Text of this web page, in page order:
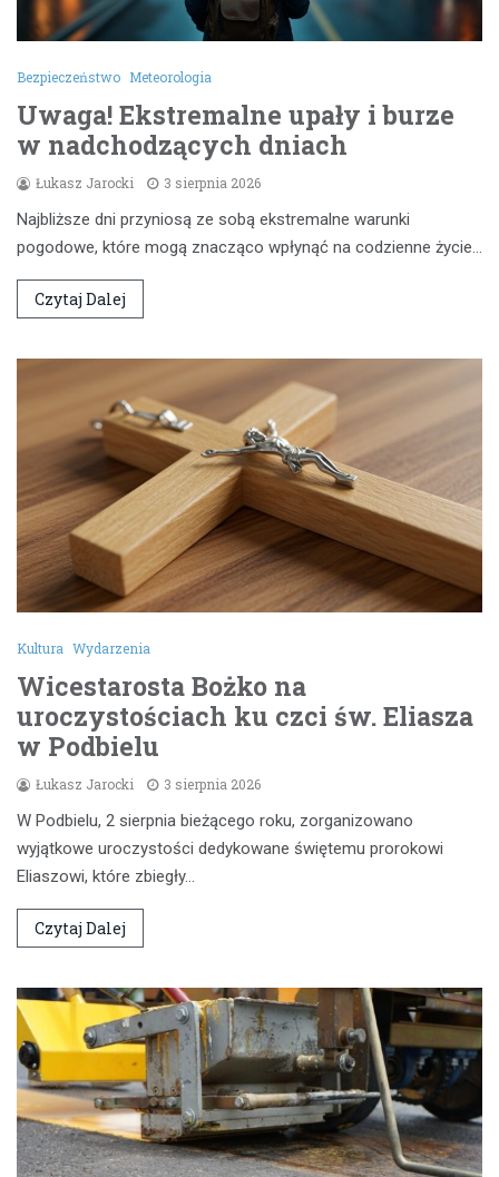
Bezpieczeństwo Meteorologia
Uwaga! Ekstremalne upały i burze
w nadchodzących dniach
Łukasz Jarocki 3 sierpnia 2026
Najbliższe dni przyniosą ze sobą ekstremalne warunki
pogodowe, które mogą znacząco wpłynąć na codzienne życie…
Czytaj Dalej
Kultura Wydarzenia
Wicestarosta Bożko na
uroczystościach ku czci św. Eliasza
w Podbielu
Łukasz Jarocki 3 sierpnia 2026
W Podbielu, 2 sierpnia bieżącego roku, zorganizowano
wyjątkowe uroczystości dedykowane świętemu prorokowi
Eliaszowi, które zbiegły…
Czytaj Dalej